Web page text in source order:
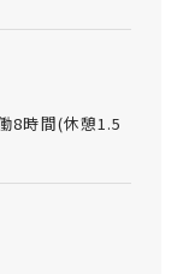
8時間(休憩1.5